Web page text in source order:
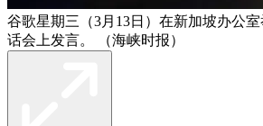
谷歌星期三（3月13日）在新加坡办公
话会上发言。 （海峡时报）